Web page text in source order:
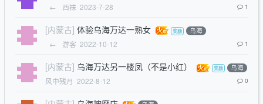
← 西袜 2023-7-28 1
[内蒙古] 体验乌海万达一熟女 乌海
← 游客 2022-10-12 1
[内蒙古] 乌海万达另一楼凤（不是小红） 乌海
风中残月 2022-8-12 0